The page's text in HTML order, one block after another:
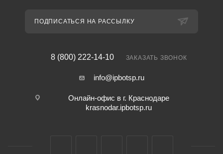
ПОДПИСАТЬСЯ НА РАССЫЛКУ
8 (800) 222-14-10 ЗАКАЗАТЬ ЗВОНОК
info@ipbotsp.ru
Онлайн-офис в г. Краснодаре
krasnodar.ipbotsp.ru